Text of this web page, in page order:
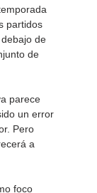
partidos
de
de
parece
un error
Pero
a
foco